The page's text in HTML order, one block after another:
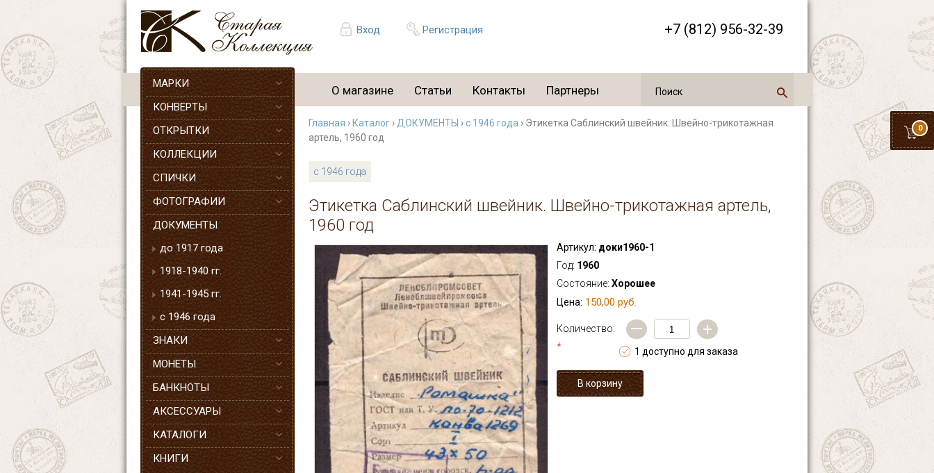
Вход Регистрация +7 (812) 956-32-39
0
О магазине Статьи Контакты Партнеры
МАРКИ
КОНВЕРТЫ
ОТКРЫТКИ
КОЛЛЕКЦИИ
СПИЧКИ
ФОТОГРАФИИ
ДОКУМЕНТЫ
до 1917 года
1918-1940 гг.
1941-1945 гг.
с 1946 года
ЗНАКИ
МОНЕТЫ
БАНКНОТЫ
АКСЕССУАРЫ
КАТАЛОГИ
КНИГИ
Главная › Каталог › ДОКУМЕНТЫ ›с 1946 года › Этикетка Саблинский швейник. Швейно-трикотажная
артель, 1960 год
с 1946 года
Этикетка Саблинский швейник. Швейно-трикотажная артель,
1960 год
Артикул: доки1960-1
Год: 1960
Состояние: Хорошее
Цена: 150,00 руб.
Количество:
*
— +
1 доступно для заказа